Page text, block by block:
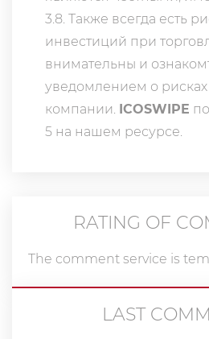
3.8. Также всегда еcть
инвестиций при
внимательны и
уведомлением о рисках
компании. ICOSWIPE
5 на нашем ресурсе.
RATING OF
The comment service is
LAST